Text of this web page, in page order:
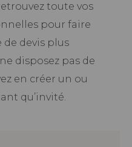
toute vos
pour faire
devis plus
disposez pas de
en créer un ou
qu’invité.